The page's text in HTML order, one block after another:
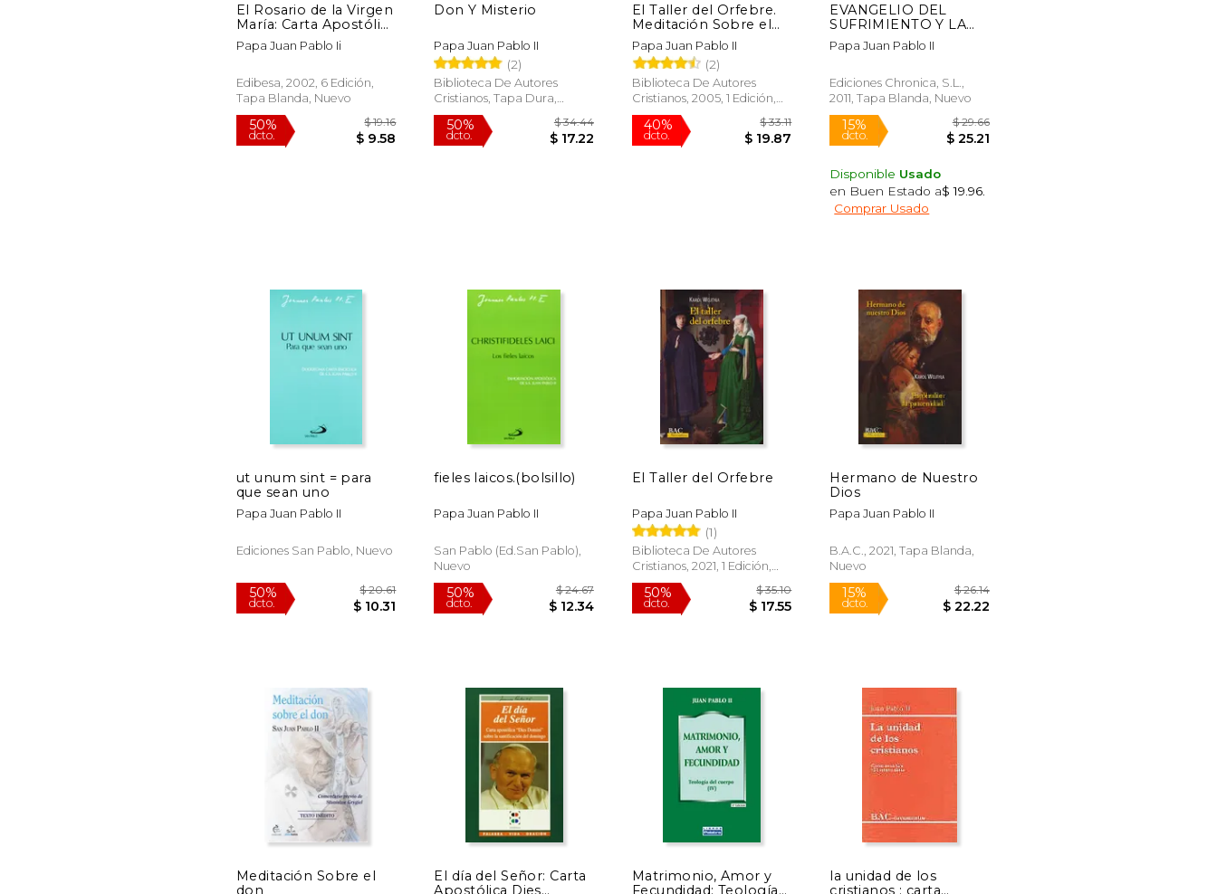
El Rosario de la Virgen
María: Carta Apostólica
de Juan Pablo ii al
Episcopado (Libros
Papa Juan Pablo Ii
Edibesa, 2002, 6 Edición,
Tapa Blanda, Nuevo
Don Y Misterio
Papa Juan Pablo II
(2)
Biblioteca De Autores
Cristianos, Tapa Dura,
Nuevo
El Taller del Orfebre.
Meditación Sobre el
Sacramento del
Matrimonio,
Expresada a Veces en
Forma de Drama
Papa Juan Pablo II
(2)
Biblioteca De Autores
Cristianos, 2005, 1 Edición,
Tapa Blanda,
40%
dcto.
EVANGELIO DEL
SUFRIMIENTO Y LA
VIDA,EL
Papa Juan Pablo II
Ediciones Chronica, S.L.,
2011, Tapa Blanda, Nuevo
15%
dcto.
Disponible Usado
en Buen Estado a$ 19.96
Comprar Usado
ut unum sint = para
que sean uno
Papa Juan Pablo II
Ediciones San Pablo, Nuevo
fieles laicos.(bolsillo)
Papa Juan Pablo II
San Pablo (ed.san Pablo),
Nuevo
El Taller del Orfebre
Papa Juan Pablo II
(1)
Biblioteca De Autores
Cristianos, 2021, 1 Edición,
Tapa Blanda, Nuevo
Hermano de Nuestro
Dios
Papa Juan Pablo II
B.A.C., 2021, Tapa Blanda,
Nuevo
Meditación Sobre el
don
El día del Señor: Carta
Apostólica Dies
Matrimonio, Amor y
Fecundidad: Teología
la unidad de los
cristianos : carta